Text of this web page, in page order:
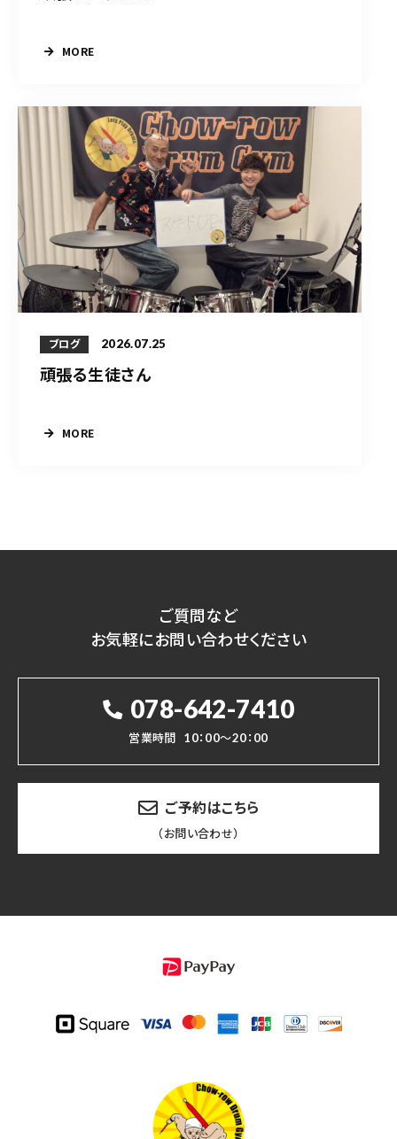
MORE
ブログ 2026.07.25
頑張る生徒さん
MORE
ご質問など
お気軽にお問い合わせください
078-642-7410
営業時間 10：00～20：00
ご予約はこちら
（お問い合わせ）